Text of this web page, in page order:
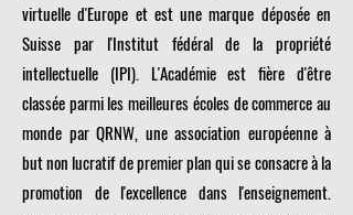
virtuelle d'Europe et est une marque déposée en
Suisse par l'Institut fédéral de la propriété
intellectuelle (IPI). L'Académie est fière d'être
classée parmi les meilleures écoles de commerce au
monde par QRNW, uneassociation européenne à
but non lucratif de premier plan qui se consacre à la
promotion de l'excellence dans l'enseignement.